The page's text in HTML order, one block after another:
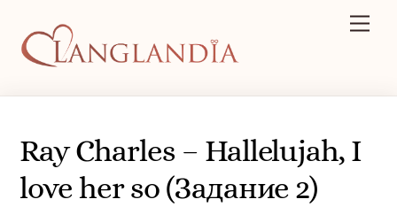
content
Ray Charles – Hallelujah, I
love her so (Задание 2)